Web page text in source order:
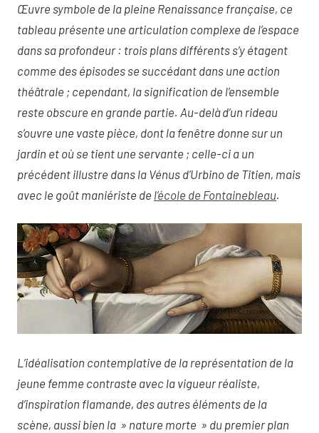
Œuvre symbole de la pleine Renaissance française, ce
tableau présente une articulation complexe de l’espace
dans sa profondeur : trois plans différents s’y étagent
comme des épisodes se succédant dans une action
théâtrale ; cependant, la signification de l’ensemble
reste obscure en grande partie. Au-delà d’un rideau
s’ouvre une vaste pièce, dont la fenêtre donne sur un
jardin et où se tient une servante ; celle-ci a un
précédent illustre dans la Vénus d’Urbino de Titien, mais
avec le goût maniériste de l’école de Fontainebleau.
L’idéalisation contemplative de la représentation de la
jeune femme contraste avec la vigueur réaliste,
d’inspiration flamande, des autres éléments de la
scène, aussi bien la » nature morte » du premier plan